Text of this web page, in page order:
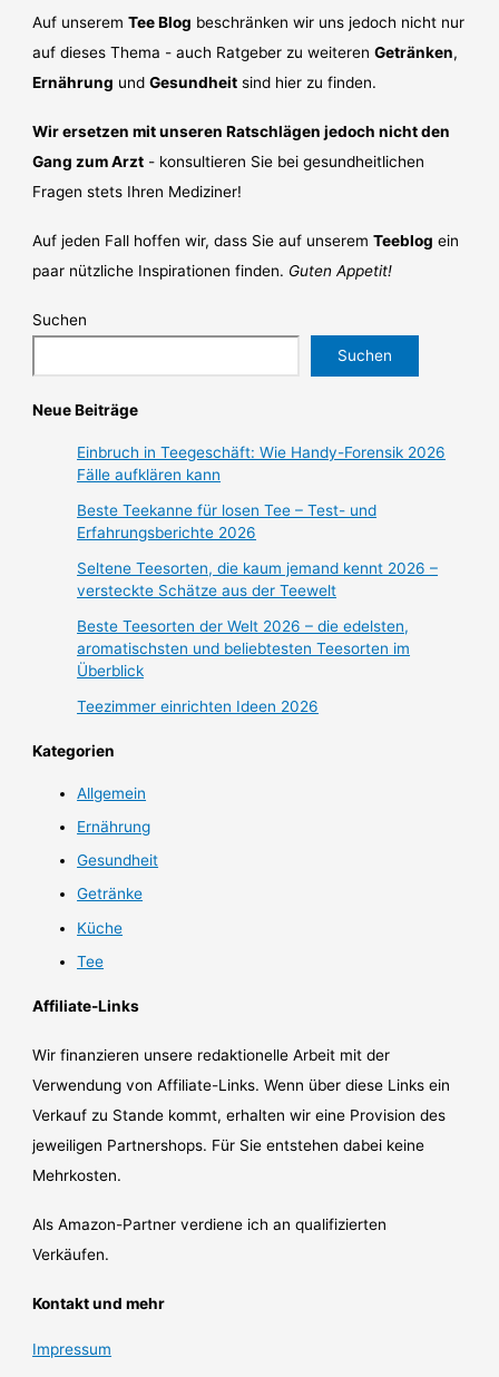
Auf unseremTee Blog beschränken wir uns jedoch nicht nur
auf dieses Thema - auch Ratgeber zu weiterenGetränken,
Ernährung undGesundheit sind hier zu finden.
Wir ersetzen mit unseren Ratschlägen jedoch nicht den
Gang zum Arzt - konsultieren Sie bei gesundheitlichen
Fragen stets Ihren Mediziner!
Auf jeden Fall hoffen wir, dass Sie auf unseremTeeblog ein
paar nützliche Inspirationen finden. Guten Appetit!
Suchen
Suchen
Neue Beiträge
Einbruch in Teegeschäft: Wie Handy-Forensik 2026
Fälle aufklären kann
Beste Teekanne für losen Tee – Test- und
Erfahrungsberichte 2026
Seltene Teesorten, die kaum jemand kennt 2026 –
versteckte Schätze aus der Teewelt
Beste Teesorten der Welt 2026 – die edelsten,
aromatischsten und beliebtesten Teesorten im
Überblick
Teezimmer einrichten Ideen 2026
Kategorien
Allgemein
Ernährung
Gesundheit
Getränke
Küche
Tee
Affiliate-Links
Wir finanzieren unsere redaktionelle Arbeit mit der
Verwendung von Affiliate-Links. Wenn über diese Links ein
Verkauf zu Stande kommt, erhalten wir eine Provision des
jeweiligen Partnershops. Für Sie entstehen dabei keine
Mehrkosten.
Als Amazon-Partner verdiene ich an qualifizierten
Verkäufen.
Kontakt und mehr
Impressum